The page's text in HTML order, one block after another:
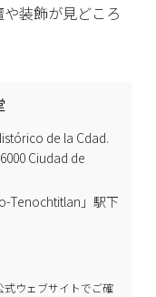
装飾が見どころ
de la Cdad.
Ciudad de
Tenochtitlan」駅下
式ウェブサイトでご確